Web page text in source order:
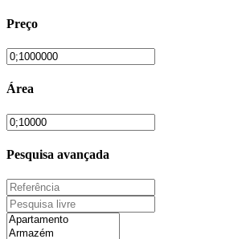
Preço
Área
Pesquisa avançada